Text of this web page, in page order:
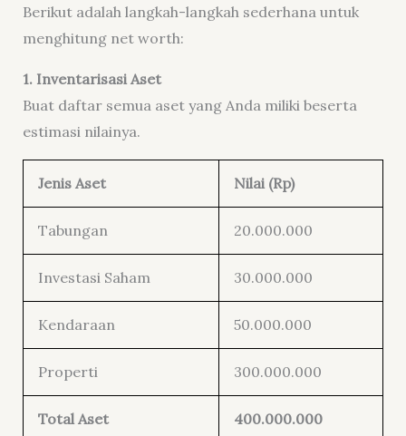
Berikut adalah langkah-langkah sederhana untuk
menghitung net worth:
1. Inventarisasi Aset
Buat daftar semua aset yang Anda miliki beserta
estimasi nilainya.
Jenis Aset Nilai (Rp)
Tabungan 20.000.000
Investasi Saham 30.000.000
Kendaraan 50.000.000
Properti 300.000.000
Total Aset 400.000.000